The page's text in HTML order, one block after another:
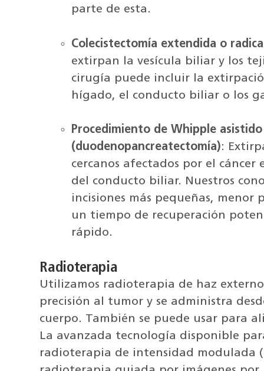
parte de esta.
Colecistectomía extendida o
extirpan la vesícula biliar y los
cirugía puede incluir la
hígado, el conducto biliar o los
Procedimiento de Whipple
(duodenopancreatectomía):
cercanos afectados por el
del conducto biliar. Nuestros
incisiones más pequeñas, menor
un tiempo de recuperación
rápido.
Radioterapia
Utilizamos radioterapia de haz
precisión al tumor y se administra
cuerpo. También se puede usar para
La avanzada tecnología disponible
radioterapia de intensidad modulada